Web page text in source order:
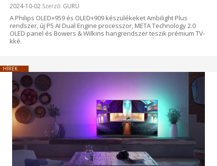
Beküldve:
2024-10-02 Szerző: GURU
A Philips OLED+959 és OLED+909 készülékeket Ambilight Plus
rendszer, új P5 AI Dual Engine processzor, META Technology 2.0
OLED panel és Bowers & Wilkins hangrendszer teszik prémium TV-
kké.
HÍREK